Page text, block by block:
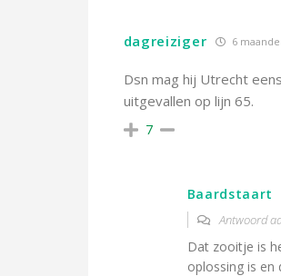
dagreiziger 6
Dsn mag hij Utrecht
uitgevallen op lijn 65.
7
Baardstaart
Antwoord
Dat zooitje is
oplossing is en